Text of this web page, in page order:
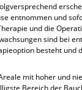
entnommen und
und die
sind bei
besteht und
mit hoher und
Bereich der